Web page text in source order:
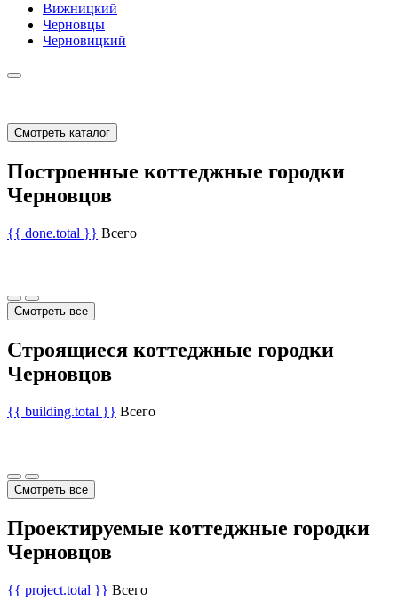
Вижницкий
Черновцы
Черновицкий
Смотреть каталог
Построенные коттеджные городки
Черновцов
{{ done.total }} Всего
Смотреть все
Строящиеся коттеджные городки
Черновцов
{{ building.total }} Всего
Смотреть все
Проектируемые коттеджные городки
Черновцов
{{ project.total }} Всего